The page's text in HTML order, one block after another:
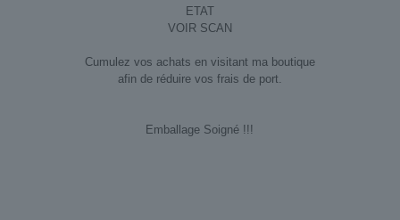
ETAT
VOIR SCAN
Cumulez vos achats en visitant ma boutique
afin de réduire vos frais de port.
Emballage Soigné !!!